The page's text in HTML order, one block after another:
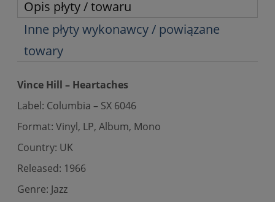
Opis płyty / towaru
Inne płyty wykonawcy / powiązane
towary
Vince Hill – Heartaches
Label: Columbia – SX 6046
Format: Vinyl, LP, Album, Mono
Country: UK
Released: 1966
Genre: Jazz